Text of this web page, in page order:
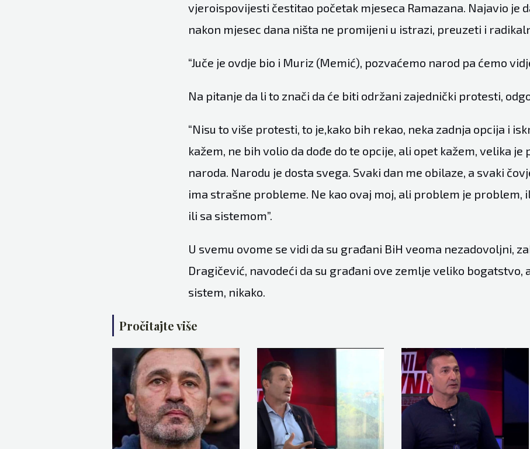
vjeroispovijesti čestitao početak mjeseca Ramazana. Najavio je
nakon mjesec dana ništa ne promijeni u istrazi, preuzeti i
“Juče je ovdje bio i Muriz (Memić), pozvaćemo narod pa ćemo
Na pitanje da li to znači da će biti održani zajednički protesti,
“Nisu to više protesti, to je,kako bih rekao, neka zadnja opcija i
kažem, ne bih volio da dođe do te opcije, ali opet kažem, velika je
naroda. Narodu je dosta svega. Svaki dan me obilaze, a svaki
ima strašne probleme. Ne kao ovaj moj, ali problem je problem,
ili sa sistemom”.
U svemu ovome se vidi da su građani BiH veoma nezadovoljni,
Dragičević, navodeći da su građani ove zemlje veliko bogatstvo,
sistem, nikako.
Pročitajte više